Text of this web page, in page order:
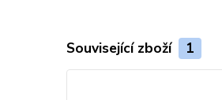
Související zboží 1